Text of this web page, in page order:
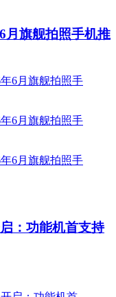
月旗舰拍照手机推
：功能机首支持